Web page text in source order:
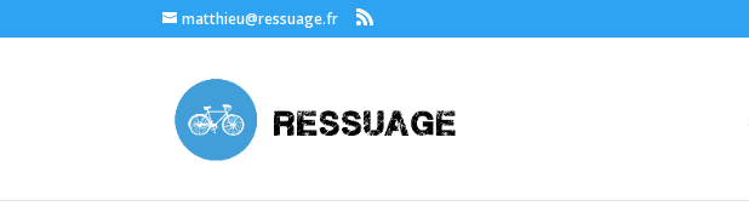
Matthieu Champetier de Ribes, Artisan à la ferme de Grignon
matthieu@ressuage.fr